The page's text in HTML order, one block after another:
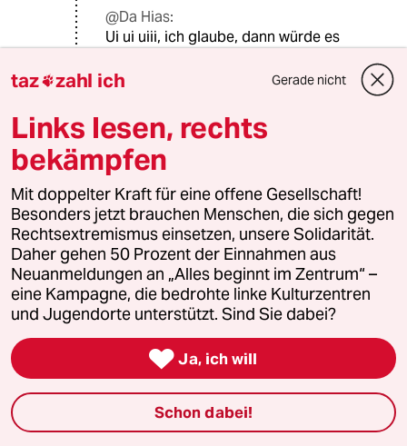
@Da Hias:
Ui ui uiii, ich glaube, dann würde es
halbwegs zu besänftigen!
Arianus
27.03.2018,00:41 Uhr
*und Erdogan bring politische Gegner in
Deutschland um.
sowohl die Taz, wie auch andere Zeitungen
haben darüber berichtet das in Deutschland
gezielt kurdische Aktivisten, so wie politische
Gegener Erdogans höchstwahrscheinlich vom
türkischen Geheimdienst unter dem
Dachverband Dibib ausspioniert und
anschließend umgebracht wurden. Es gab
dazu wohl auch Zeugenausausagen von
türkischen Überläufern.
Aber eine Reaktion von Deutscher Seite oder
taz zahl ich Gerade nicht
Links lesen, rechts
bekämpfen
Mit doppelter Kraft für eine offene Gesellschaft!
Besonders jetzt brauchen Menschen, die sich gegen
Rechtsextremismus einsetzen, unsere Solidarität.
Daher gehen 50 Prozent der Einnahmen aus
Neuanmeldungen an „Alles beginnt im Zentrum“ –
eine Kampagne, die bedrohte linke Kulturzentren
und Jugendorte unterstützt. Sind Sie dabei?
 Ja, ich will
Schon dabei!